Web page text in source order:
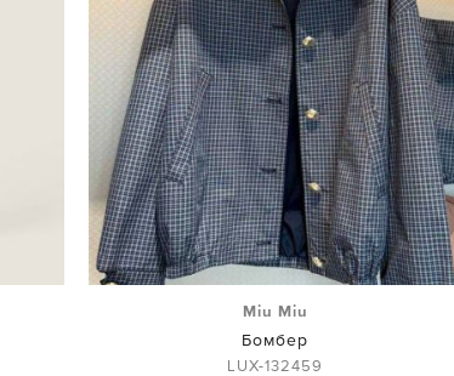
Miu Miu
Бомбер
LUX-132459